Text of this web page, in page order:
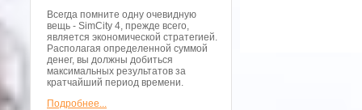
Всегда помните одну очевидную
вещь - SimCity 4, прежде всего,
является экономической стратегией.
Располагая определенной суммой
денег, вы должны добиться
максимальных результатов за
кратчайший период времени.
Подробнее...